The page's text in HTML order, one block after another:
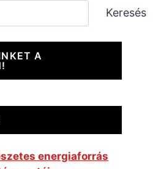
Keresés
A
energiaforrás